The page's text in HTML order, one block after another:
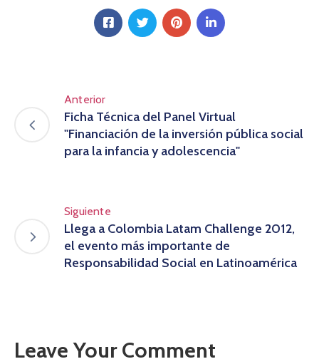
Anterior
Ficha Técnica del Panel Virtual
"Financiación de la inversión pública social
para la infancia y adolescencia"
Siguiente
Llega a Colombia Latam Challenge 2012,
el evento más importante de
Responsabilidad Social en Latinoamérica
Leave Your Comment